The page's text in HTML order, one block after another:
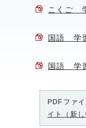
こくご
国語 学
国語 学
PDFファ
イト（新